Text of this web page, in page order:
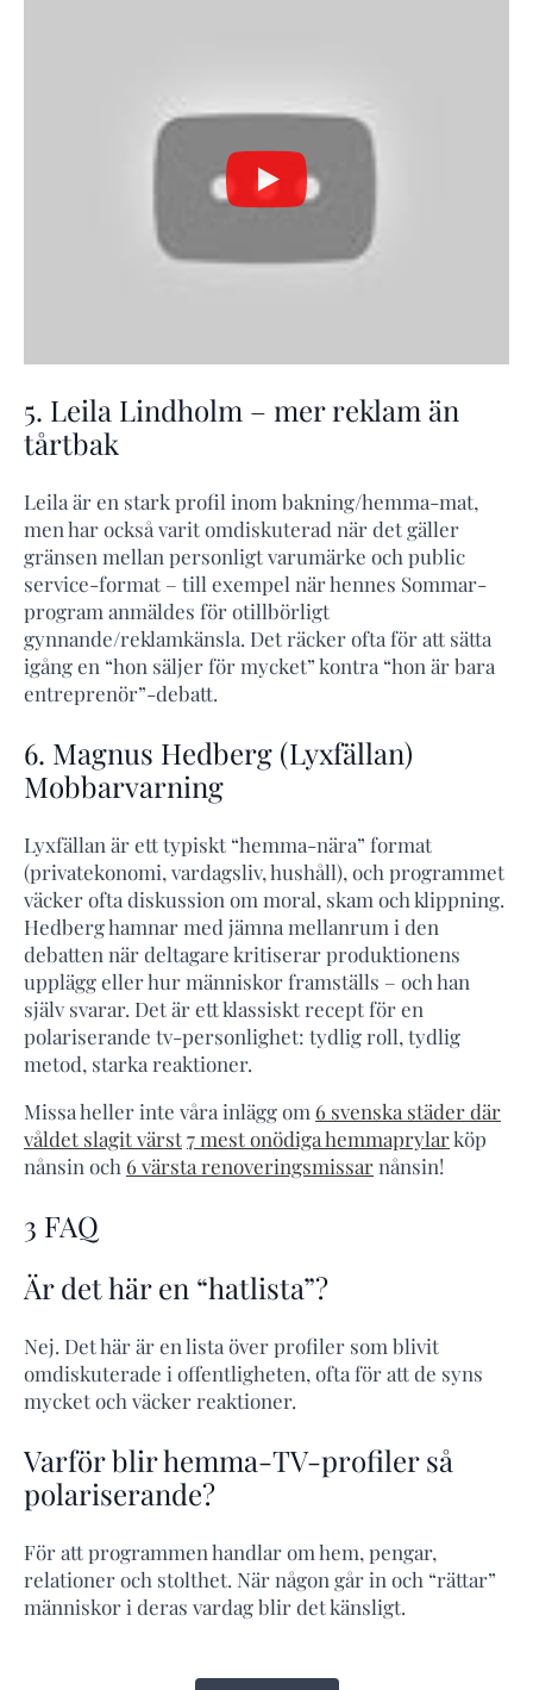
5. Leila Lindholm – mer reklam än
tårtbak
Leila är en stark profil inom bakning/hemma-mat,
men har också varit omdiskuterad när det gäller
gränsen mellan personligt varumärke och public
service-format – till exempel när hennes Sommar-
program anmäldes för otillbörligt
gynnande/reklamkänsla. Det räcker ofta för att sätta
igång en “hon säljer för mycket” kontra “hon är bara
entreprenör”-debatt.
6. Magnus Hedberg (Lyxfällan)
Mobbarvarning
Lyxfällan är ett typiskt “hemma-nära” format
(privatekonomi, vardagsliv, hushåll), och programmet
väcker ofta diskussion om moral, skam och klippning.
Hedberg hamnar med jämna mellanrum i den
debatten när deltagare kritiserar produktionens
upplägg eller hur människor framställs – och han
själv svarar. Det är ett klassiskt recept för en
polariserande tv-personlighet: tydlig roll, tydlig
metod, starka reaktioner.
Missa heller inte våra inlägg om 6 svenska städer där
våldet slagit värst7 mest onödiga hemmaprylarköp
nånsin och 6 värsta renoveringsmissarnånsin!
3 FAQ
Är det här en “hatlista”?
Nej. Det här är en lista över profiler som blivit
omdiskuterade i offentligheten, ofta för att de syns
mycket och väcker reaktioner.
Varför blir hemma-TV-profiler så
polariserande?
För att programmen handlar om hem, pengar,
relationer och stolthet. När någon går in och “rättar”
människor i deras vardag blir det känsligt.